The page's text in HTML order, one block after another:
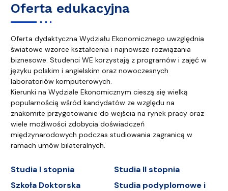
Oferta edukacyjna
Oferta dydaktyczna Wydziału Ekonomicznego uwzględnia
światowe wzorce kształcenia i najnowsze rozwiązania
biznesowe. Studenci WE korzystają z programów i zajęć w
języku polskim i angielskim oraz nowoczesnych
laboratoriów komputerowych.
Kierunki na Wydziale Ekonomicznym cieszą się wielką
popularnością wśród kandydatów ze względu na
znakomite przygotowanie do wejścia na rynek pracy oraz
wiele możliwości zdobycia doświadczeń
międzynarodowych podczas studiowania zagranicą w
ramach umów bilateralnych.
Studia I stopnia
Studia II stopnia
Szkoła Doktorska
Studia podyplomowe i